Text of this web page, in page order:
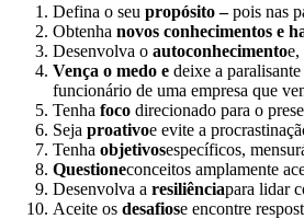
Defina o seu propósito –pois nas
Obtenha novos conhecimentos e
Desenvolva o autoconhecimentoe,
Vença o medo e deixe a
funcionário de uma empresa que
Tenha foco direcionado para o
Seja proativoe evite a
Tenha objetivosespecíficos,
Questioneconceitos amplamente
Desenvolva a resiliênciapara lidar
Aceite os desafiose encontre